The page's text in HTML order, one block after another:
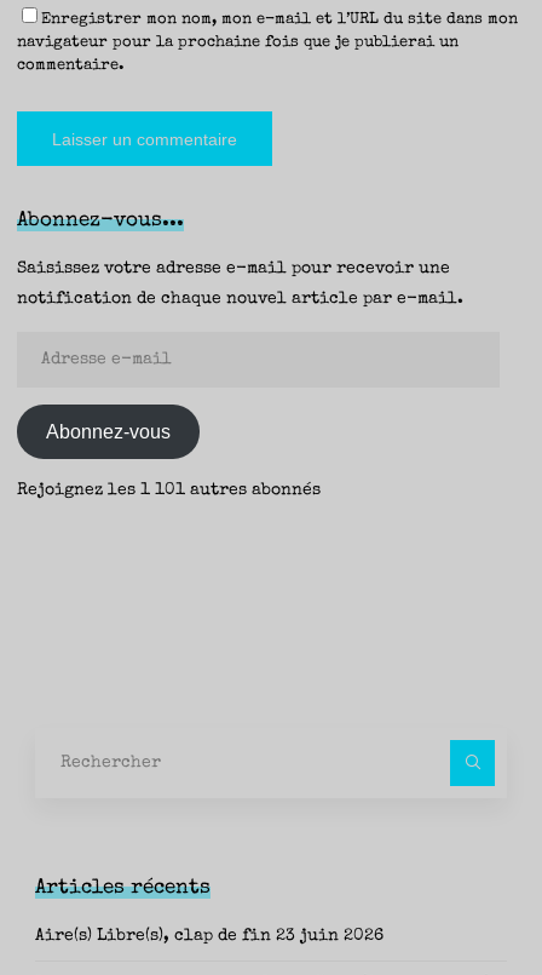
Enregistrer mon nom, mon e-mail et l’URL du site dans mon
navigateur pour la prochaine fois que je publierai un
commentaire.
Abonnez-vous...
Saisissez votre adresse e-mail pour recevoir une
notification de chaque nouvel article par e-mail.
mail
Abonnez-vous
Rejoignez les 1 101 autres abonnés
Articles récents
Aire(s) Libre(s), clap de fin 23 juin 2026